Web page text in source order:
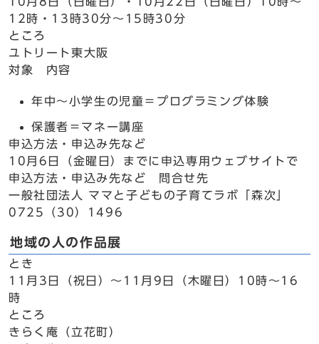
12時・13時30分～15時30分
ところ
ユトリート東大阪
対象 内容
年中～小学生の児童＝プログラミング体験
保護者＝マネー講座
申込方法・申込み先など
10月6日（金曜日）までに申込専用ウェブサイトで
申込方法・申込み先など 問合せ先
一般社団法人 ママと子どもの子育てラボ「森次」
0725（30）1496
地域の人の作品展
とき
11月3日（祝日）～11月9日（木曜日）10時～16
時
ところ
きらく庵（立花町）